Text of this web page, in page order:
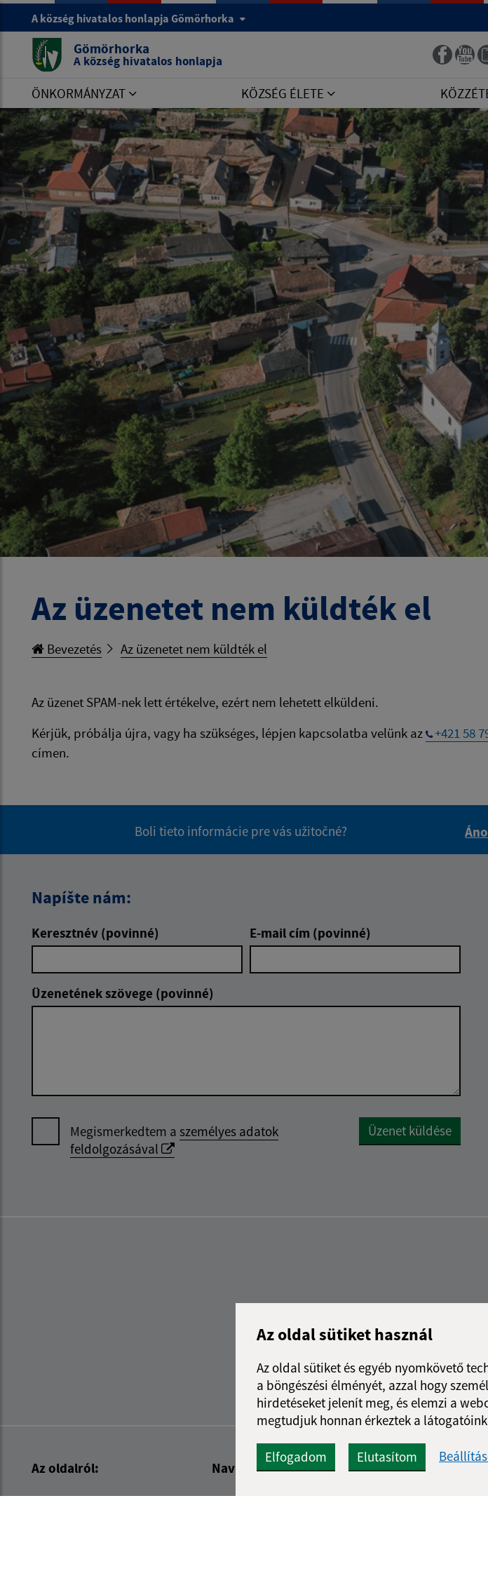
Az oldal sütiket használ
Az oldal sütiket és egyéb nyomkövető
a böngészési élményét, azzal hogy
hirdetéseket jelenít meg, és elemzi a
megtudjuk honnan érkeztek a
Elfogadom Elutasítom
A község hivatalos honlapja Gömörhorka
Gömörhorka
A község hivatalos honlapja
ÖNKORMÁNYZAT KÖZSÉG ÉLETE
Az üzenetet nem küldték el
Bevezetés Az üzenetet nem küldték el
Az üzenet SPAM-nek lett értékelve, ezért nem lehetett elküldeni.
Kérjük, próbálja újra, vagy ha szükséges, lépjen kapcsolatba velünk az
+421 58
címen.
Boli tieto informácie pre vás užitočné?
Áno
Napíšte nám:
Keresztnév (povinné) E-mail cím (povinné)
Üzenetének szövege (povinné)
Megismerkedtem a személyes adatok
feldolgozásával
Google reCaptcha Response
Üzenet küldése
Az oldalról:
Hozzáférhetőségi nyilatkozat
Navigáció:
Nyomtatás
Gyors linkek: